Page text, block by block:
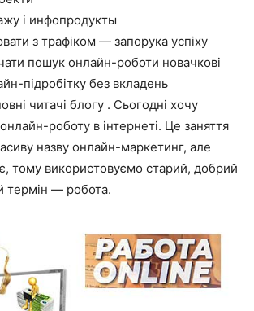
і инфопродукты
з трафіком — запорука успіху
пошук онлайн-роботи новачкові
підробітку без вкладень
читачі блогу . Сьогодні хочу
роботу в інтернеті. Це заняття
назву онлайн-маркетинг, але
тому використовуємо старий, добрий
термін — робота.